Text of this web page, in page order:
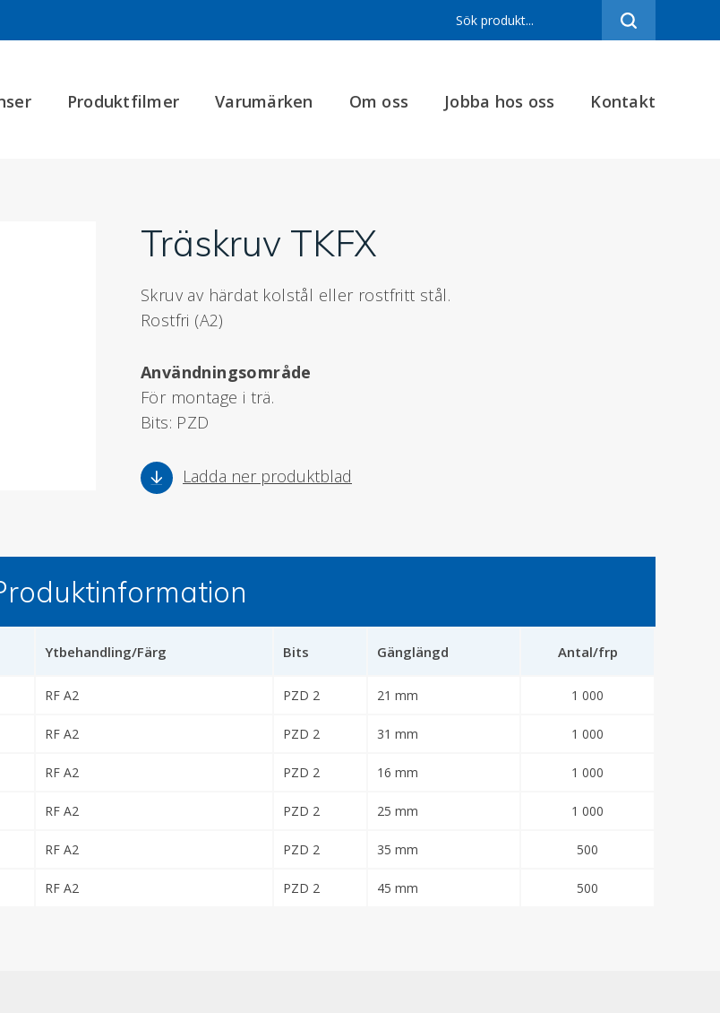
Produktfilmer Varumärken Om oss Jobba hos oss Kontakt
Träskruv TKFX
Skruv av härdat kolstål eller rostfritt stål.
Rostfri (A2)
Användningsområde
För montage i trä.
Bits: PZD
Ladda ner produktblad
Ytbehandling/Färg Bits Gänglängd Antal/frp
RF A2 PZD 2 21 mm 1 000
RF A2 PZD 2 31 mm 1 000
RF A2 PZD 2 16 mm 1 000
RF A2 PZD 2 25 mm 1 000
RF A2 PZD 2 35 mm 500
RF A2 PZD 2 45 mm 500
Sortiment